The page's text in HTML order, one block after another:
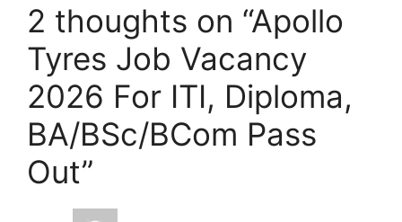
2 thoughts on “Apollo
Tyres Job Vacancy
2026 For ITI, Diploma,
BA/BSc/BCom Pass
Out”